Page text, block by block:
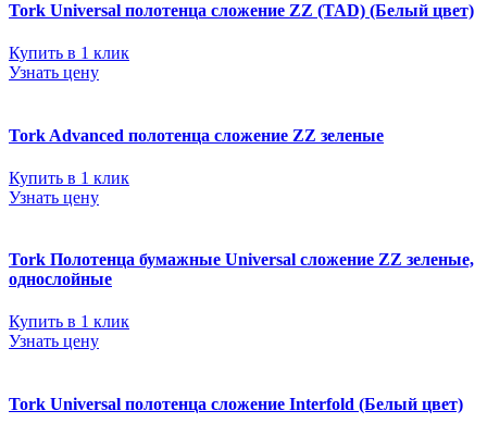
Tork Universal полотенца сложение ZZ (TAD) (Белый цвет)
Купить в 1 клик
Узнать цену
Tork Advanced полотенца сложение ZZ зеленые
Купить в 1 клик
Узнать цену
Tork Полотенца бумажные Universal сложение ZZ зеленые,
однослойные
Купить в 1 клик
Узнать цену
Tork Universal полотенца сложение Interfold (Белый цвет)